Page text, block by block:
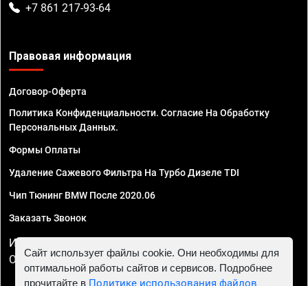
+7 861 217-93-64
Правовая информация
Договор-Оферта
Политика Конфиденциальности. Согласие На Обработку
Персональных Данных.
Формы Оплаты
Удаление Сажевого Фильтра На Турбо Дизеле TDI
Чип Тюнинг BMW После 2020.06
Заказать Звонок
ИП Смирнов Георгий Павлович. ИНН 781302555843,
ОГРНИП 324470400032610
Сайт использует файлы cookie. Они необходимы для
оптимальной работы сайтов и сервисов. Подробнее
прочитайте в Политике использования файлов